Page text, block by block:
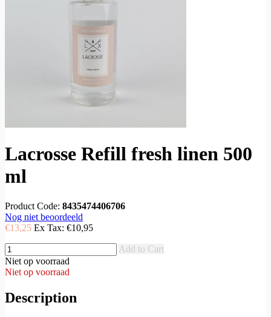
Lacrosse Refill fresh linen 500
ml
Product Code: 8435474406706
Nog niet beoordeeld
€13,25 Ex Tax: €10,95
Add to Cart
Niet op voorraad
Niet op voorraad
Description